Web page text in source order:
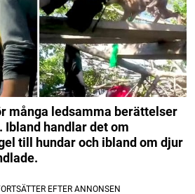
många ledsamma berättelser
handlar det om
till hundar och ibland om djur